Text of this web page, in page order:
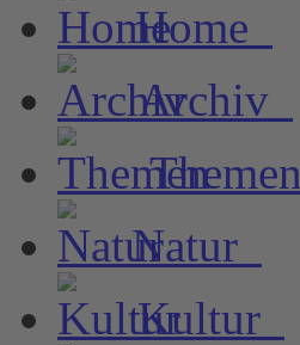
Home
Archiv
Themen
Natur
Kultur